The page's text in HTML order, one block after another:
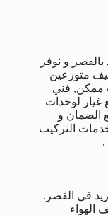
و نوفر
متوزعين
ممكن, فني
غيار لوحدات
الضمان و
خدمات التركيب
.
في القصر.
الهواء